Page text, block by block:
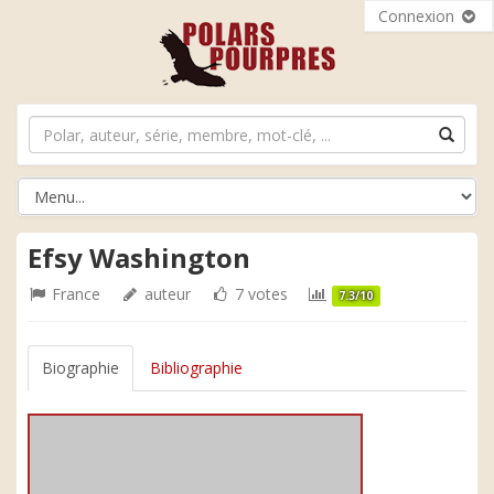
Connexion
Efsy Washington
France auteur 7 votes 7.3/10
Biographie Bibliographie